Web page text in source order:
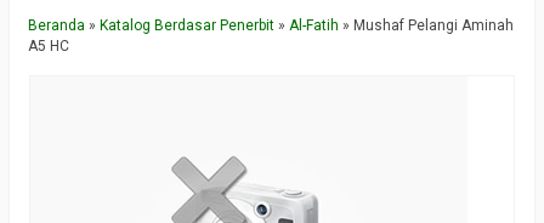
Beranda » Katalog Berdasar Penerbit » Al-Fatih » Mushaf Pelangi Aminah
A5 HC